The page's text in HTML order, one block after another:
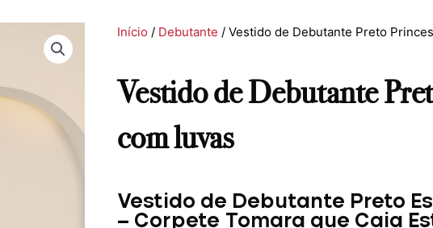
Início / Debutante / Vestido de Debutante Preto
Vestido de Debutante
com luvas
Vestido de Debutante Preto
– Corpete Tomara que Caia